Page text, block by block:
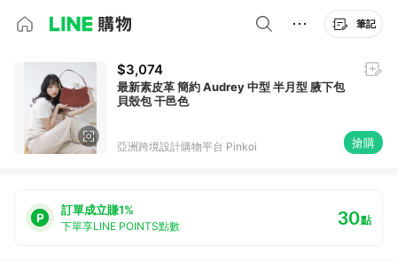
筆記
$3,074
最新素皮革 簡約 Audrey 中型 半月型 腋下包
貝殼包 干邑色
亞洲跨境設計購物平台 Pinkoi 搶購
訂單成立賺1%
下單享LINE POINTS點數 30點